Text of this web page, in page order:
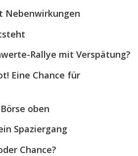
Nebenwirkungen
Rallye mit Verspätung?
Eine Chance für
oben
Spaziergang
Chance?